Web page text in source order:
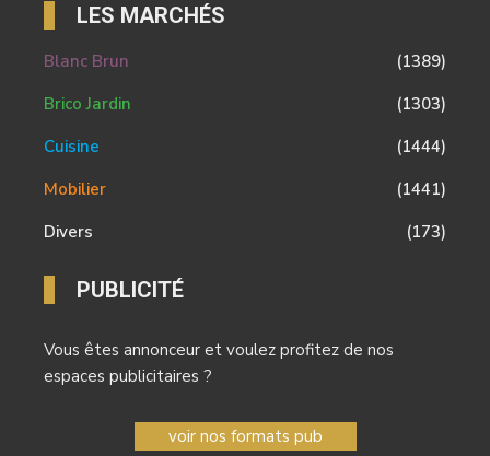
LES MARCHÉS
Blanc Brun
(1389)
Brico Jardin
(1303)
Cuisine
(1444)
Mobilier
(1441)
Divers
(173)
PUBLICITÉ
Vous êtes annonceur et voulez profitez de nos
espaces publicitaires ?
voir nos formats pub